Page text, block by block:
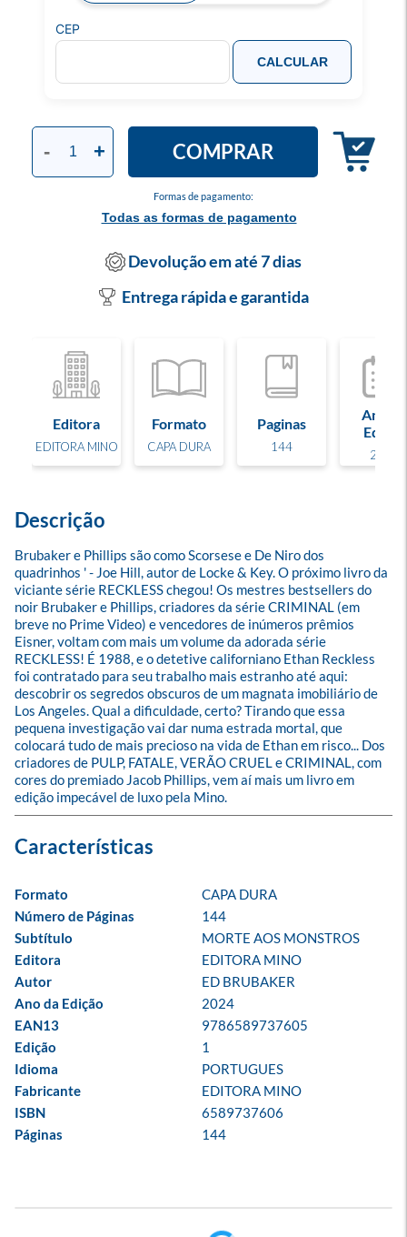
Formas de pagamento:
Todas as formas de pagamento
- + COMPRAR
CEP
CALCULAR
Devolução em até 7 dias
Entrega rápida e garantida
Editora
EDITORA MINO
Formato
CAPA DURA
Paginas
144
Ano de
Edição
2024
Descrição
Brubaker e Phillips são como Scorsese e De Niro dos
quadrinhos ' - Joe Hill, autor de Locke & Key. O próximo livro da
viciante série RECKLESS chegou! Os mestres bestsellers do
noir Brubaker e Phillips, criadores da série CRIMINAL (em
breve no Prime Video) e vencedores de inúmeros prêmios
Eisner, voltam com mais um volume da adorada série
RECKLESS! É 1988, e o detetive californiano Ethan Reckless
foi contratado para seu trabalho mais estranho até aqui:
descobrir os segredos obscuros de um magnata imobiliário de
Los Angeles. Qual a dificuldade, certo? Tirando que essa
pequena investigação vai dar numa estrada mortal, que
colocará tudo de mais precioso na vida de Ethan em risco... Dos
criadores de PULP, FATALE, VERÃO CRUEL e CRIMINAL, com
cores do premiado Jacob Phillips, vem aí mais um livro em
edição impecável de luxo pela Mino.
Formato
CAPA DURA
Número de Páginas
144
Subtítulo
MORTE AOS MONSTROS
Editora
EDITORA MINO
Autor
ED BRUBAKER
Ano da Edição
2024
EAN13
9786589737605
Edição
1
Idioma
PORTUGUES
Fabricante
EDITORA MINO
ISBN
6589737606
Páginas
144